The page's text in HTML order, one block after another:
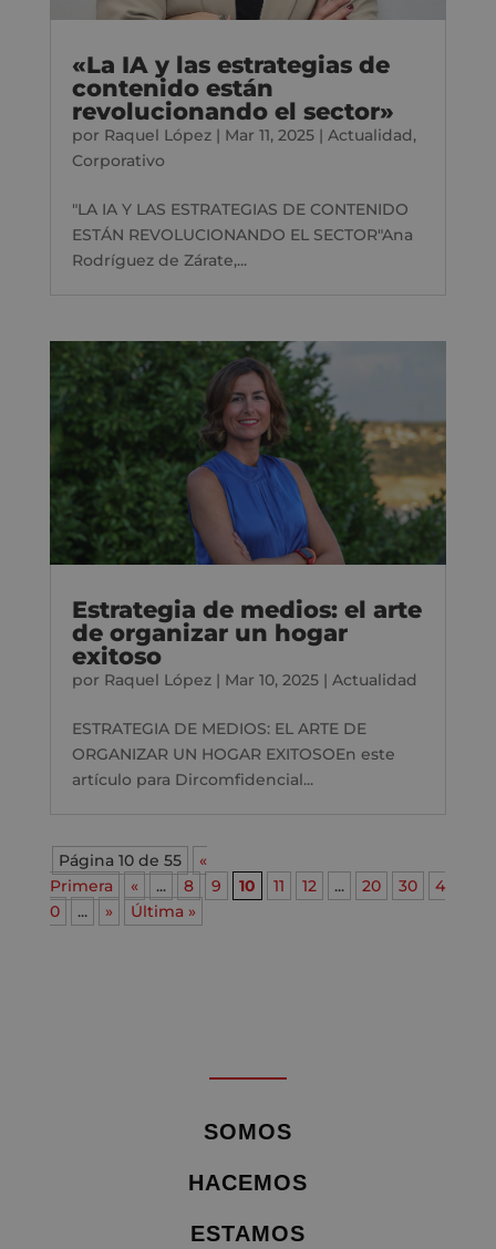
«La IA y las estrategias de
contenido están
revolucionando el sector»
por Raquel López| Mar 11, 2025| Actualidad,
Corporativo
"LA IA Y LAS ESTRATEGIAS DE CONTENIDO
ESTÁN REVOLUCIONANDO EL SECTOR"Ana
Rodríguez de Zárate,...
Estrategia de medios: el arte
de organizar un hogar
exitoso
por Raquel López| Mar 10, 2025| Actualidad
ESTRATEGIA DE MEDIOS: EL ARTE DE
ORGANIZAR UN HOGAR EXITOSOEn este
artículo para Dircomfidencial...
Página 10 de 55
«
Primera
« ... 8 9 10 11 12 ... 20 30
4
0
... » Última »
SOMOS
HACEMOS
ESTAMOS